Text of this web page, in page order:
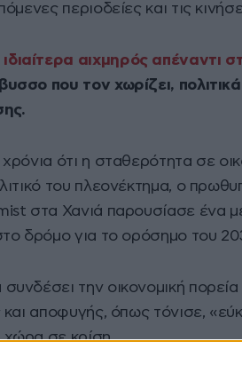
περιοδείες και τις
αιχμηρός απέναντι
που τον χωρίζει, πολιτικά
ότι η σταθερότητα σε
του πλεονέκτημα, ο
στα Χανιά παρουσίασε ένα
δρόμο για το ορόσημο του
την οικονομική
και αποφυγής, όπως τόνισε,
σε κρίση.